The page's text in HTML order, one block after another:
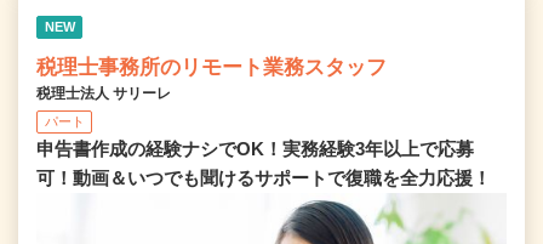
NEW
税理士事務所のリモート業務スタッフ
税理士法人 サリーレ
パート
申告書作成の経験ナシでOK！実務経験3年以上で応募
可！動画＆いつでも聞けるサポートで復職を全⼒応援！